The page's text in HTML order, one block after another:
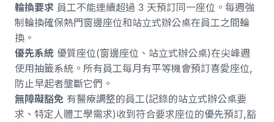
輪換要求 員工不能連續超過 3 天預訂同一座位。每週強
制輪換確保熱門窗邊座位和站立式辦公桌在員工之間輪
換。
優先系統 優質座位(窗邊座位、站立式辦公桌)在尖峰週
使用抽籤系統。所有員工每月有平等機會預訂喜愛座位,
防止早起者壟斷它們。
無障礙豁免 有醫療調整的員工(記錄的站立式辦公桌要
求、特定人體工學需求)收到符合要求座位的優先預訂,豁